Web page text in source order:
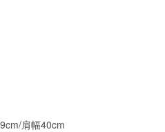
肩幅40cm